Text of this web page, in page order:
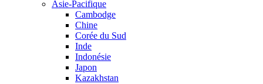
Asie-Pacifique
Cambodge
Chine
Corée du Sud
Inde
Indonésie
Japon
Kazakhstan